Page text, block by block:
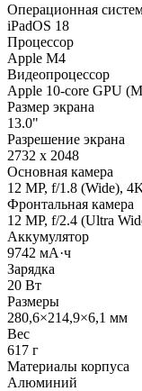
Операционная
iPadOS 18
Процессор
Apple M4
Видеопроцессор
Apple 10-core GPU
Размер экрана
13.0"
Разрешение экрана
2732 x 2048
Основная камера
12 MP, f/1.8 (Wide),
Фронтальная камера
12 MP, f/2.4 (Ultra
Аккумулятор
9742 мА·ч
Зарядка
20 Вт
Размеры
280,6×214,9×6,1 мм
Вес
617 г
Материалы корпуса
Алюминий